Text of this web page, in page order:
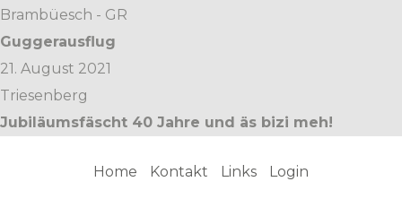
Brambüesch - GR
Guggerausflug
21. August 2021
Triesenberg
Jubiläumsfäscht 40 Jahre und äs bizi meh!
Home Kontakt Links Login